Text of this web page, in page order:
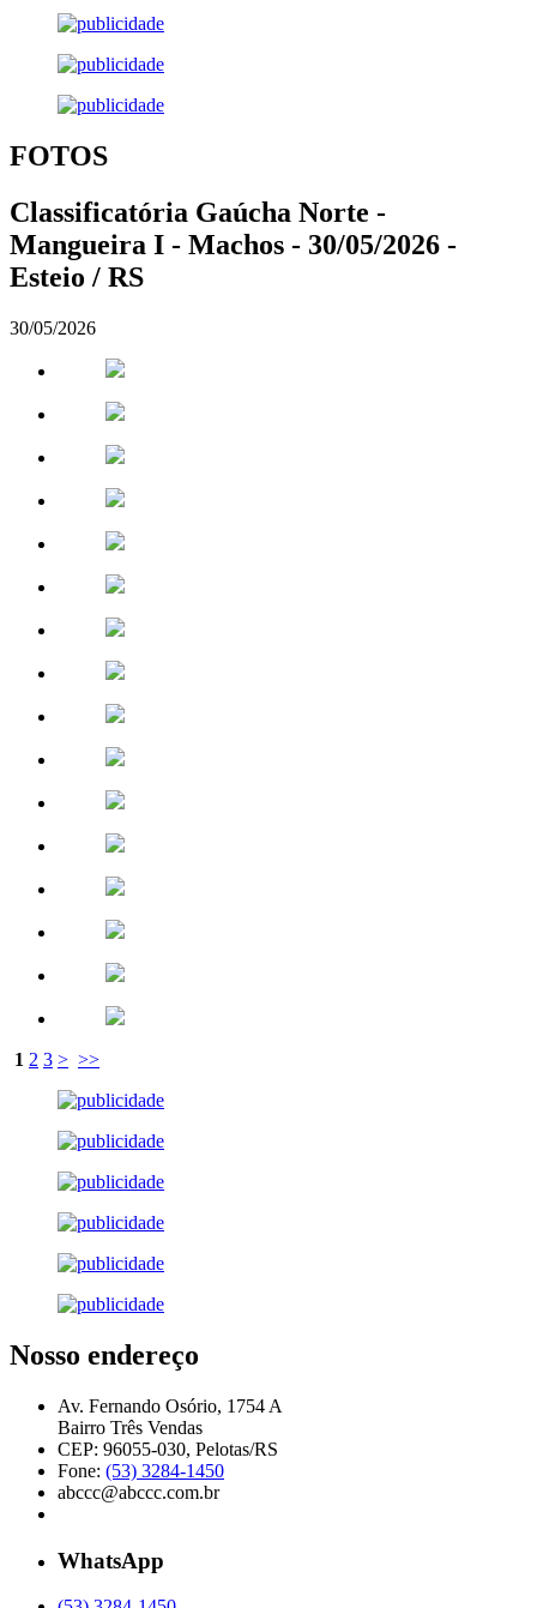
FOTOS
Classificatória Gaúcha Norte -
Mangueira I - Machos - 30/05/2026 -
Esteio / RS
30/05/2026
1 2 3 > >>
Nosso endereço
Av. Fernando Osório, 1754 A
Bairro Três Vendas
CEP: 96055-030, Pelotas/RS
Fone: (53) 3284-1450
abccc@abccc.com.br
WhatsApp